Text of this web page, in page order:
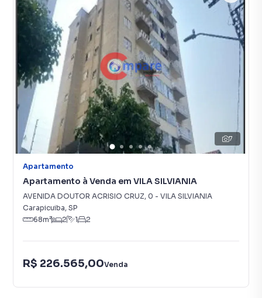
7
Apartamento
Apartamento à Venda em VILA SILVIANIA
AVENIDA DOUTOR ACRISIO CRUZ, 0 - VILA SILVIANIA
Carapicuiba, SP
68m² 2 1 2
R$ 226.565,00Venda